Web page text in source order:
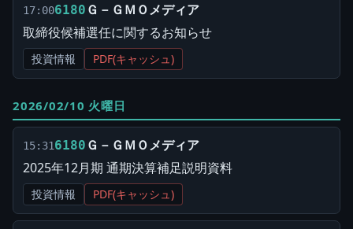
17:006180 Ｇ－ＧＭＯメディア
取締役候補選任に関するお知らせ
投資情報 PDF(キャッシュ)
2026/02/10 火曜日
15:316180 Ｇ－ＧＭＯメディア
2025年12月期 通期決算補足説明資料
投資情報 PDF(キャッシュ)